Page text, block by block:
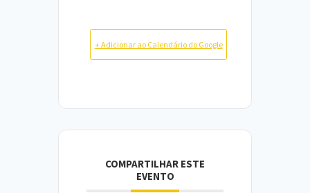
+ Adicionar ao Calendário do Google
COMPARTILHAR ESTE
EVENTO